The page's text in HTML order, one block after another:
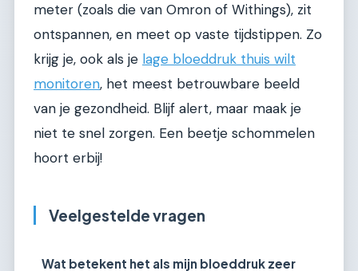
meter (zoals die van Omron of Withings), zit
ontspannen, en meet op vaste tijdstippen. Zo
krijg je, ook als je lage bloeddruk thuis wilt
monitoren, het meest betrouwbare beeld
van je gezondheid. Blijf alert, maar maak je
niet te snel zorgen. Een beetje schommelen
hoort erbij!
Veelgestelde vragen
Wat betekent het als mijn bloeddruk zeer